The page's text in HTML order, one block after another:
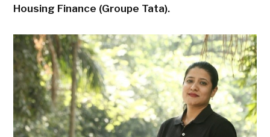
Housing Finance (Groupe Tata).